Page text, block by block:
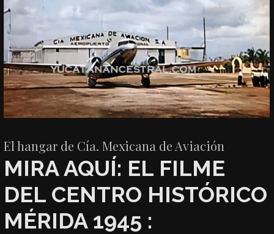
El hangar de Cía. Mexicana de Aviación
MIRA AQUÍ: EL FILME
DEL CENTRO HISTÓRICO
MÉRIDA 1945 :